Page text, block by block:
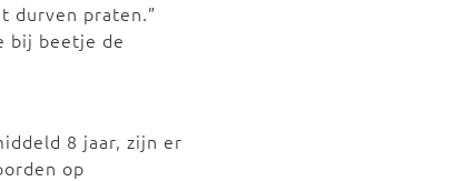
durven praten.”
bij beetje de
8 jaar, zijn er
op